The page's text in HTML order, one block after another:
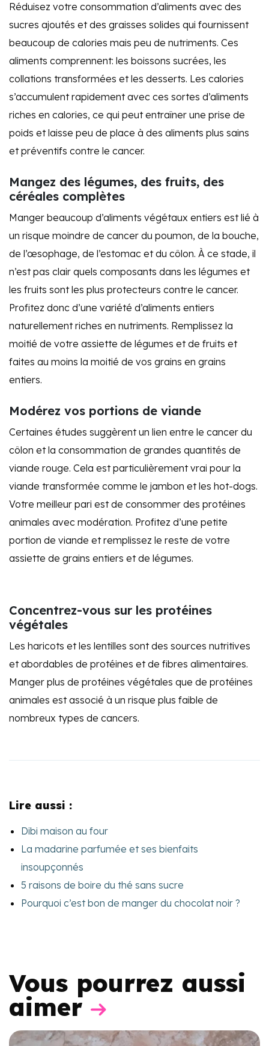
Réduisez votre consommation d’aliments avec des
sucres ajoutés et des graisses solides qui fournissent
beaucoup de calories mais peu de nutriments. Ces
aliments comprennent: les boissons sucrées, les
collations transformées et les desserts. Les calories
s’accumulent rapidement avec ces sortes d’aliments
riches en calories, ce qui peut entraîner une prise de
poids et laisse peu de place à des aliments plus sains
et préventifs contre le cancer.
Mangez des légumes, des fruits, des
céréales complètes
Manger beaucoup d’aliments végétaux entiers est lié à
un risque moindre de cancer du poumon, de la bouche,
de l’œsophage, de l’estomac et du côlon. À ce stade, il
n’est pas clair quels composants dans les légumes et
les fruits sont les plus protecteurs contre le cancer.
Profitez donc d’une variété d’aliments entiers
naturellement riches en nutriments. Remplissez la
moitié de votre assiette de légumes et de fruits et
faites au moins la moitié de vos grains en grains
entiers.
Modérez vos portions de viande
Certaines études suggèrent un lien entre le cancer du
côlon et la consommation de grandes quantités de
viande rouge. Cela est particulièrement vrai pour la
viande transformée comme le jambon et les hot-dogs.
Votre meilleur pari est de consommer des protéines
animales avec modération. Profitez d’une petite
portion de viande et remplissez le reste de votre
assiette de grains entiers et de légumes.
Concentrez-vous sur les protéines
végétales
Les haricots et les lentilles sont des sources nutritives
et abordables de protéines et de fibres alimentaires.
Manger plus de protéines végétales que de protéines
animales est associé à un risque plus faible de
nombreux types de cancers.
Lire aussi :
Dibi maison au four
La madarine parfumée et ses bienfaits
insoupçonnés
5 raisons de boire du thé sans sucre
Pourquoi c’est bon de manger du chocolat noir ?
Vous pourrez aussi
aimer